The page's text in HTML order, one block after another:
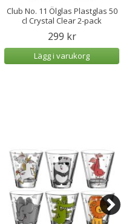
Club No. 11 Ölglas Plastglas 50
cl Crystal Clear 2-pack
299 kr
Lägg i varukorg